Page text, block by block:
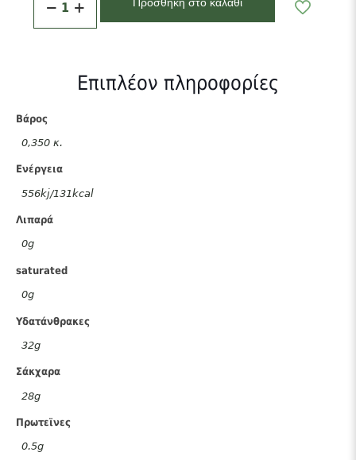
ποσότητα
Επιπλέον πληροφορίες
Βάρος
0,350 κ.
Ενέργεια
556kj/131kcal
Λιπαρά
0g
saturated
0g
Υδατάνθρακες
32g
Σάκχαρα
28g
Πρωτεϊνες
0.5g